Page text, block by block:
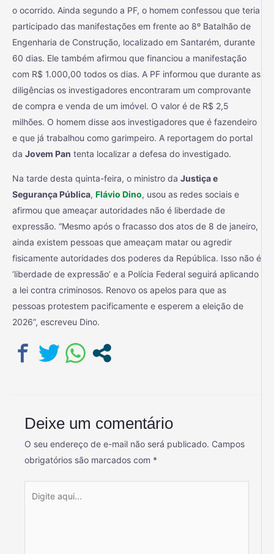
o ocorrido. Ainda segundo a PF, o homem confessou que teria
participado das manifestações em frente ao 8º Batalhão de
Engenharia de Construção, localizado em Santarém, durante
60 dias. Ele também afirmou que financiou a manifestação
com R$ 1.000,00 todos os dias. A PF informou que durante as
diligências os investigadores encontraram um comprovante
de compra e venda de um imóvel. O valor é de R$ 2,5
milhões. O homem disse aos investigadores que é fazendeiro
e que já trabalhou como garimpeiro. A reportagem do portal
da Jovem Pan tenta localizar a defesa do investigado.
Na tarde desta quinta-feira, o ministro da Justiça e
Segurança Pública, Flávio Dino, usou as redes sociais e
afirmou que ameaçar autoridades não é liberdade de
expressão. “Mesmo após o fracasso dos atos de 8 de janeiro,
ainda existem pessoas que ameaçam matar ou agredir
fisicamente autoridades dos poderes da República. Isso não é
‘liberdade de expressão’ e a Polícia Federal seguirá aplicando
a lei contra criminosos. Renovo os apelos para que as
pessoas protestem pacificamente e esperem a eleição de
2026”, escreveu Dino.
Deixe um comentário
O seu endereço de e-mail não será publicado. Campos
obrigatórios são marcados com *